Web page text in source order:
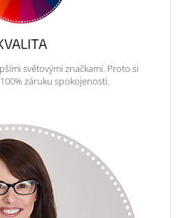
světovými značkami. Proto si
záruku spokojenosti.